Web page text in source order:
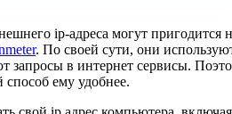
ip-адреса могут пригодится
. По своей сути, они
запросы в интернет сервисы.
способ ему удобнее.